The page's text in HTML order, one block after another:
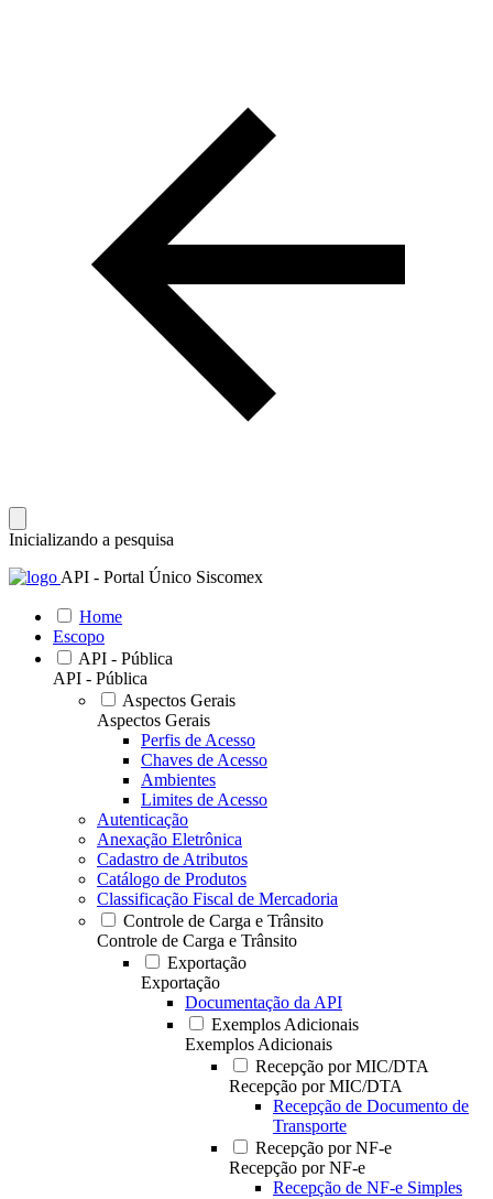
Inicializando a pesquisa
API - Portal Único Siscomex
Home
Escopo
API - Pública
API - Pública
Aspectos Gerais
Aspectos Gerais
Perfis de Acesso
Chaves de Acesso
Ambientes
Limites de Acesso
Autenticação
Anexação Eletrônica
Cadastro de Atributos
Catálogo de Produtos
Classificação Fiscal de Mercadoria
Controle de Carga e Trânsito
Controle de Carga e Trânsito
Exportação
Exportação
Documentação da API
Exemplos Adicionais
Exemplos Adicionais
Recepção por MIC/DTA
Recepção por MIC/DTA
Recepção de Documento de
Transporte
Recepção por NF-e
Recepção por NF-e
Recepção de NF-e Simples